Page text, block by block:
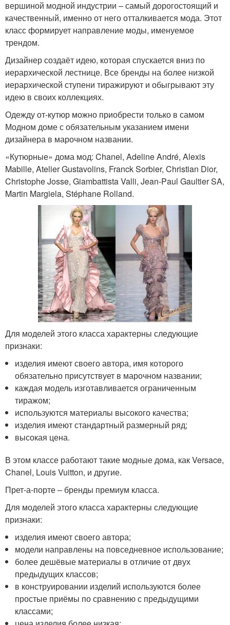
вершиной модной индустрии – самый дорогостоящий и
качественный, именно от него отталкивается мода. Этот
класс формирует направление моды, именуемое
трендом.
Дизайнер создаёт идею, которая спускается вниз по
иерархической лестнице. Все бренды на более низкой
иерархической ступени тиражируют и обыгрывают эту
идею в своих коллекциях.
Одежду от-кутюр можно приобрести только в самом
Модном доме с обязательным указанием имени
дизайнера в марочном названии.
«Кутюрные» дома мод: Chanel, Adeline André, Alexis
Mabille, Atelier Gustavolins, Franck Sorbier, Christian Dior,
Christophe Josse, Giambattista Valli, Jean-Paul Gaultier SA,
Martin Margiela, Stéphane Rolland.
Для моделей этого класса характерны следующие
признаки:
изделия имеют своего автора, имя которого
обязательно присутствует в марочном названии;
каждая модель изготавливается ограниченным
тиражом;
используются материалы высокого качества;
изделия имеют стандартный размерный ряд;
высокая цена.
В этом классе работают такие модные дома, как Versace,
Chanel, Louis Vuitton, и другие.
Прет-а-порте – бренды премиум класса.
Для моделей этого класса характерны следующие
признаки:
изделия имеют своего автора;
модели направлены на повседневное использование;
более дешёвые материалы в отличие от двух
предыдущих классов;
в конструировании изделий используются более
простые приёмы по сравнению с предыдущими
классами;